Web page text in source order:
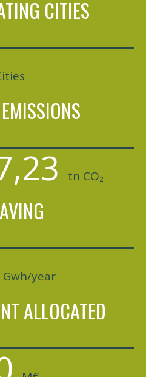
CITIES
tn CO₂
Gwh/year
ALLOCATED